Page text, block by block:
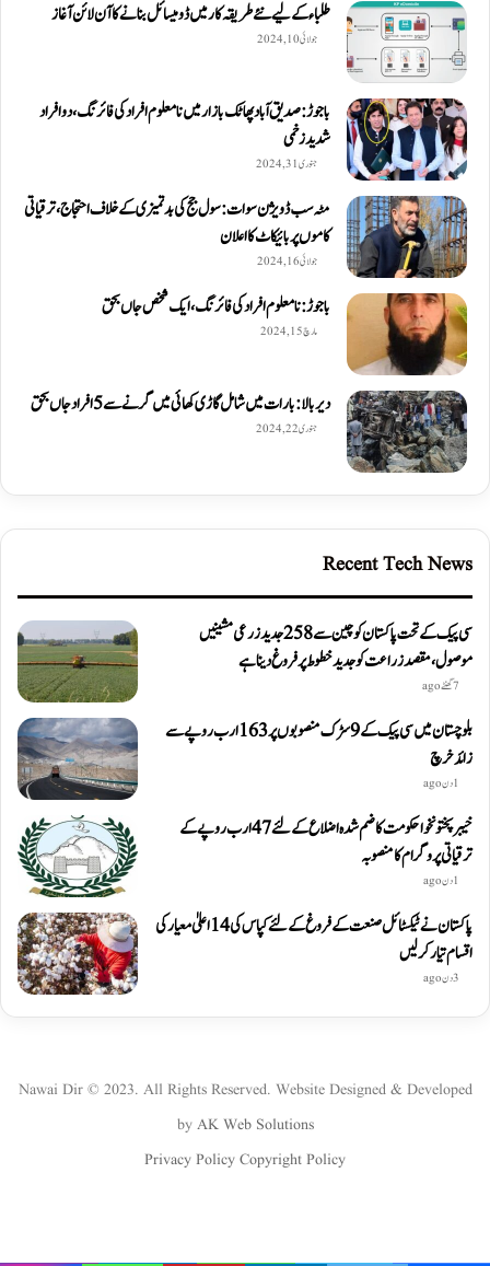
طلباء کے لیے نئے طریقہ کار میں ڈومیسائل بنانے کا آن لائن آغاز
جولائی 10, 2024
باجوڑ: صدیق اۤباد پھاٹک بازار میں نامعلوم افراد کی فائرنگ، دو افراد
شدید زخمی
جنوری 31, 2024
مٹہ سب ڈویژن سوات: سول جج کی بدتمیزی کے خلاف احتجاج، ترقیاتی
کاموں پر بائیکاٹ کا اعلان
جولائی 16, 2024
باجوڑ: نامعلوم افراد کی فائرنگ، ایک شخص جاں بحق
مارچ 15, 2024
دیربالا: بارات میں شامل گاڑی کھائی میں گرنے سے 5 افراد جاں بحق
جنوری 22, 2024
Recent Tech News
سی پیک کے تحت پاکستان کو چین سے 258 جدید زرعی مشینیں
موصول،مقصد زراعت کو جدید خطوط پر فروغ دینا ہے
7 گھنٹے ago
بلوچستان میں سی پیک کے 9 سڑک منصوبوں پر 163 ارب روپے سے
زائد خرچ
1 دن ago
خیبرپختونخوا حکومت کا ضم شدہ اضلاع کے لئے 47 ارب روپے کے
ترقیاتی پروگرام کا منصوبہ
1 دن ago
پاکستان نے ٹیکسٹائل صنعت کے فروغ کے لئے کپاس کی 14 اعلیٰ معیار کی
اقسام تیار کر لیں
3 دن ago
Nawai Dir © 2023. All Rights Reserved. Website Designed & Developed
by AK Web Solutions
Privacy Policy Copyright Policy